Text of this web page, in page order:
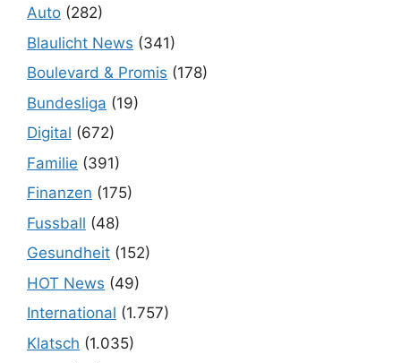
Auto (282)
Blaulicht News (341)
Boulevard & Promis (178)
Bundesliga (19)
Digital (672)
Familie (391)
Finanzen (175)
Fussball (48)
Gesundheit (152)
HOT News (49)
International (1.757)
Klatsch (1.035)